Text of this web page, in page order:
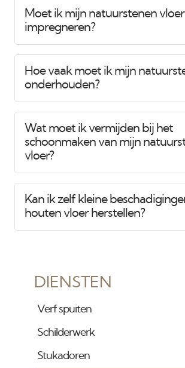
Moet ik mijn natuurstenen vloer
impregneren?
Hoe vaak moet ik mijn
onderhouden?
Wat moet ik vermijden bij het
schoonmaken van mijn
vloer?
Kan ik zelf kleine
houten vloer herstellen?
DIENSTEN
Verf spuiten
Schilderwerk
Stukadoren